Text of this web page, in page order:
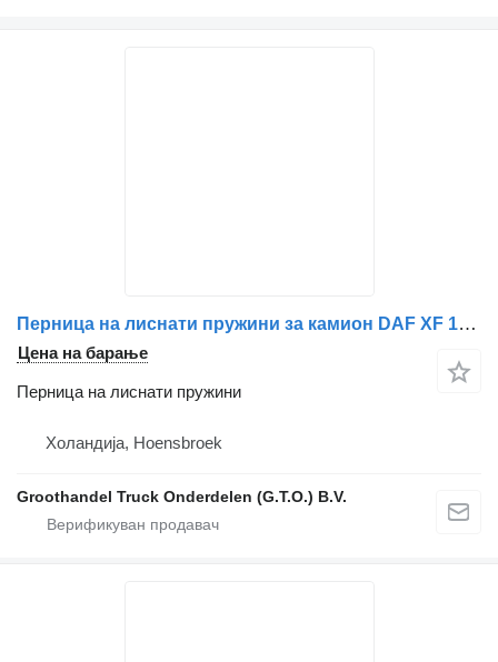
Перница на лиснати пружини за камион DAF XF 105 xf e6 cf e6
Цена на барање
Перница на лиснати пружини
Холандија, Hoensbroek
Groothandel Truck Onderdelen (G.T.O.) B.V.